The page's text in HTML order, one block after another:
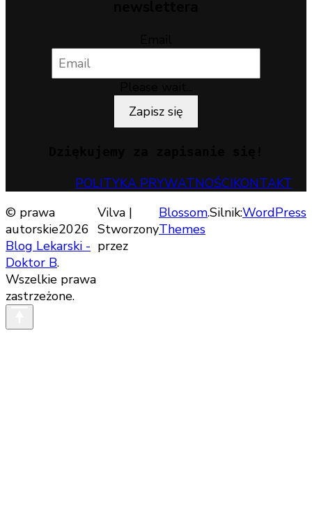
Zapisz się
POLITYKA PRYWATNOŚCIKONTAKT
© prawa
autorskie2026
Blog Lekarski -
Doktor B.
Wszelkie prawa
zastrzeżone.
Vilva |
Stworzony
przez
Blossom
Themes
.Silnik:WordPress